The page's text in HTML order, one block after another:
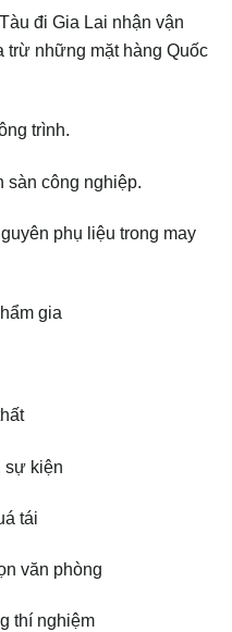
đi Gia Lai nhận vận
trừ những mặt hàng Quốc
trình.
sàn công nghiệp.
phụ liệu trong may
gia
sự kiện
tái
văn phòng
thí nghiệm